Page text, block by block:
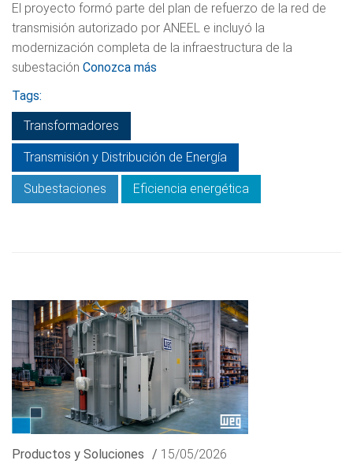
El proyecto formó parte del plan de refuerzo de la red de
transmisión autorizado por ANEEL e incluyó la
modernización completa de la infraestructura de la
subestación Conozca más
Tags:
Transformadores
Transmisión y Distribución de Energía
Subestaciones Eficiencia energética
Productos y Soluciones / 15/05/2026